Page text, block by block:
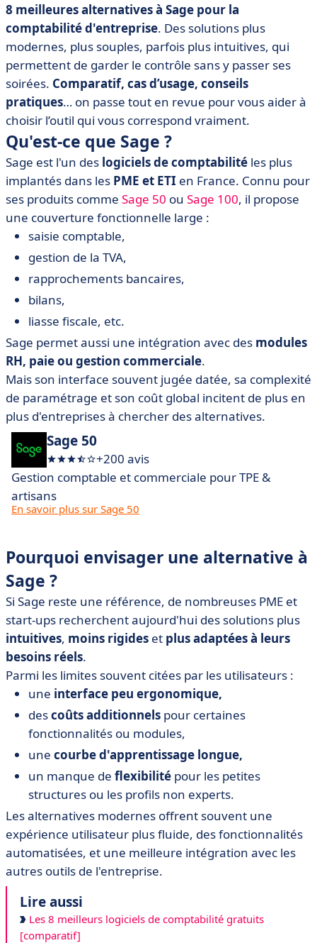
8 meilleures alternatives à Sage pour la
comptabilité d'entreprise. Des solutions plus
modernes, plus souples, parfois plus intuitives, qui
permettent de garder le contrôle sans y passer ses
soirées. Comparatif, cas d’usage, conseils
pratiques… on passe tout en revue pour vous aider à
choisir l’outil qui vous correspond vraiment.
Qu'est-ce que Sage ?
Sage est l'un des logiciels de comptabilité les plus
implantés dans les PME et ETI en France. Connu pour
ses produits comme Sage 50 ou Sage 100, il propose
une couverture fonctionnelle large :
saisie comptable,
gestion de la TVA,
rapprochements bancaires,
bilans,
liasse fiscale, etc.
Sage permet aussi une intégration avec des modules
RH, paie ou gestion commerciale.
Mais son interface souvent jugée datée, sa complexité
de paramétrage et son coût global incitent de plus en
plus d'entreprises à chercher des alternatives.
Sage 50
+200 avis
Gestion comptable et commerciale pour TPE &
artisans
En savoir plus sur Sage 50
Pourquoi envisager une alternative à
Sage ?
Si Sage reste une référence, de nombreuses PME et
start-ups recherchent aujourd'hui des solutions plus
intuitives, moins rigides et plus adaptées à leurs
besoins réels.
Parmi les limites souvent citées par les utilisateurs :
une interface peu ergonomique,
descoûts additionnels pour certaines
fonctionnalités ou modules,
une courbe d'apprentissage longue,
un manque de flexibilité pour les petites
structures ou les profils non experts.
Les alternatives modernes offrent souvent une
expérience utilisateur plus fluide, des fonctionnalités
automatisées, et une meilleure intégration avec les
autres outils de l'entreprise.
Lire aussi
Les 8 meilleurs logiciels de comptabilité gratuits
[comparatif]